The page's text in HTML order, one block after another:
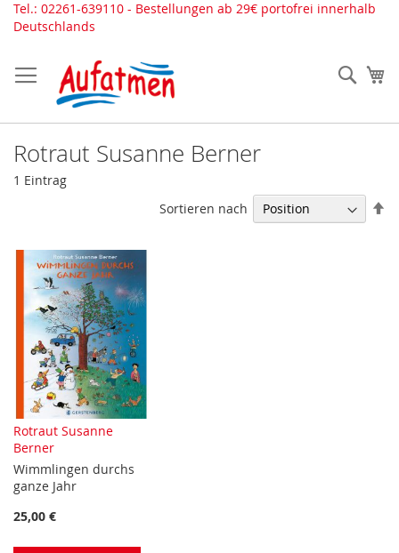
Direkt
zum
Tel.: 02261-639110 - Bestellungen ab 29€ portofrei innerhalb
Deutschlands
Rotraut Susanne Berner
1 Eintrag
Sortieren nach
Rotraut Susanne
Berner
Wimmlingen durchs
ganze Jahr
25,00 €